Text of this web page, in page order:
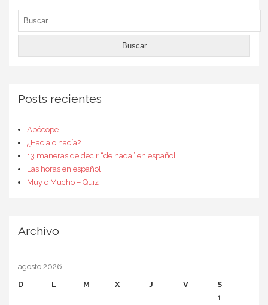
Posts recientes
Apócope
¿Hacia o hacía?
13 maneras de decir “de nada” en español
Las horas en español
Muy o Mucho – Quiz
Archivo
agosto 2026
D
L M X J V
S
1